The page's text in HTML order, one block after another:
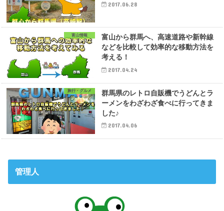
2017.06.28
富山情報
富山から群馬へ、高速道路や新幹線
などを比較して効率的な移動方法を
考える！
2017.04.24
旅行・グルメ
群馬県のレトロ自販機でうどんとラ
ーメンをわざわざ食べに行ってきま
した♪
2017.04.06
管理人